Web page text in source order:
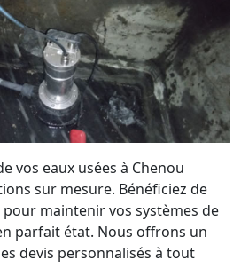
vos eaux usées à Chenou
sur mesure. Bénéficiez de
maintenir vos systèmes de
parfait état. Nous offrons un
devis personnalisés à tout